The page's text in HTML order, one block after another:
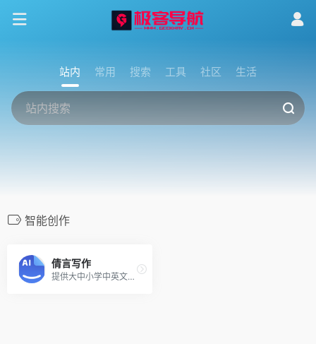
站内 常用 搜索 工具 社区 生活
智能创作
倩言写作
提供大中小学中英文作文素材、语法纠错润色、论文批改写作、托福及考研四六级作文真题提高！